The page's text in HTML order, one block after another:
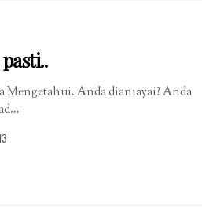
Mengetahui. Anda dianiayai? Anda